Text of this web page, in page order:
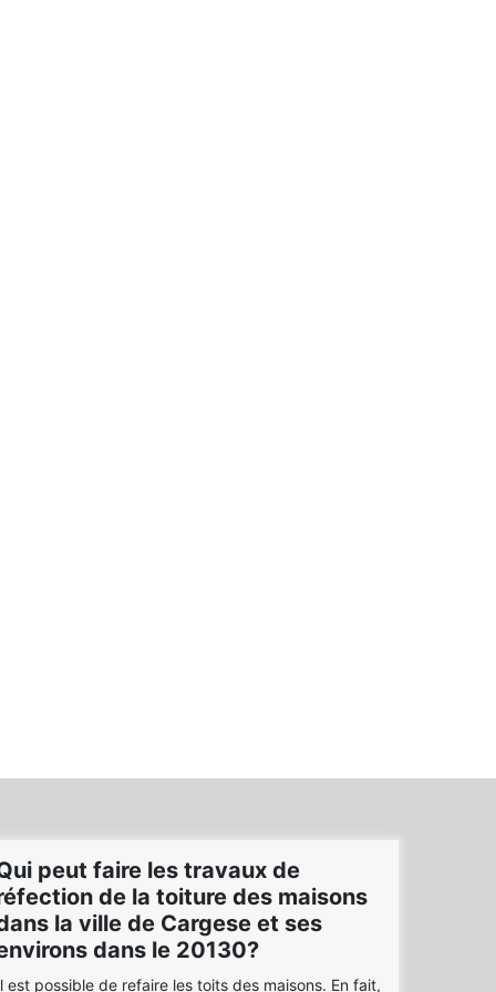
peut faire les travaux de
de la toiture des maisons
la ville de Cargese et ses
dans le 20130?
est possible de refaire les toits des maisons. En fait,